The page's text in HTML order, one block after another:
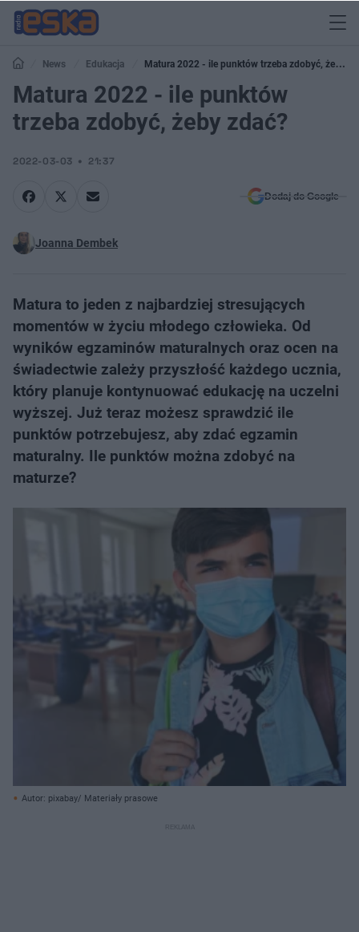
News Edukacja
Matura 2022 - ile punktów trzeba zdobyć, żeby
zdać?
Matura 2022 - ile punktów
trzeba zdobyć, żeby zdać?
2022-03-03 21:37
Dodaj do Google
Joanna Dembek
Matura to jeden z najbardziej stresujących
momentów w życiu młodego człowieka. Od
wyników egzaminów maturalnych oraz ocen na
świadectwie zależy przyszłość każdego ucznia,
który planuje kontynuować edukację na uczelni
wyższej. Już teraz możesz sprawdzić ile
punktów potrzebujesz, aby zdać egzamin
maturalny. Ile punktów można zdobyć na
maturze?
Autor: pixabay/ Materiały prasowe